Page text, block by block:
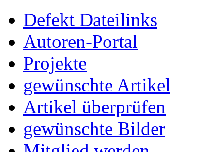
Defekt Dateilinks
Autoren-Portal
Projekte
gewünschte Artikel
Artikel überprüfen
gewünschte Bilder